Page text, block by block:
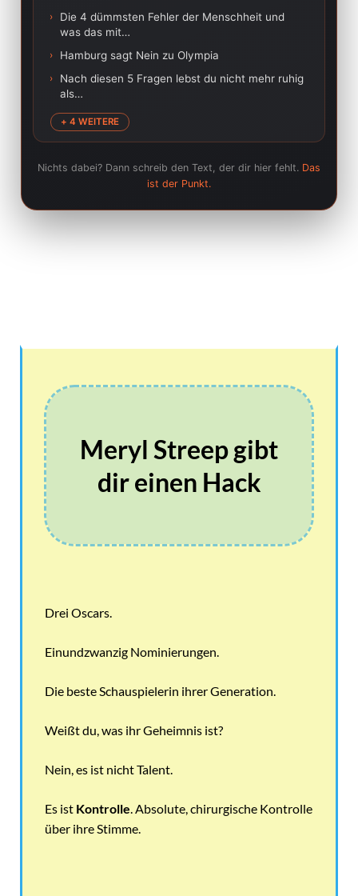
›
Die 4 dümmsten Fehler der Menschheit und
was das mit…
› Hamburg sagt Nein zu Olympia
›
Nach diesen 5 Fragen lebst du nicht mehr ruhig
als…
+ 4 WEITERE
Nichts dabei? Dann schreib den Text, der dir hier fehlt. Das
ist der Punkt.
Meryl Streep gibt
dir einen Hack
Drei Oscars.
Einundzwanzig Nominierungen.
Die beste Schauspielerin ihrer Generation.
Weißt du, was ihr Geheimnis ist?
Nein, es ist nicht Talent.
Es ist Kontrolle . Absolute, chirurgische Kontrolle
über ihre Stimme.